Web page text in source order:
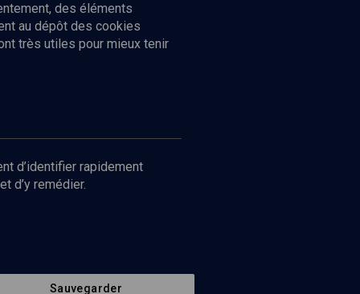
des éléments
au dépôt des cookies
très utiles pour mieux tenir
d’identifier rapidement
d’y remédier.
Sauvegarder